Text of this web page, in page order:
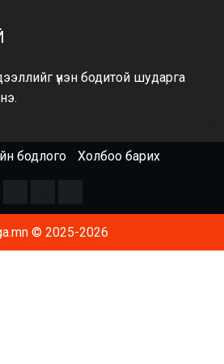
үнэн бодитой шударга
бодлого Холбоо барих
© 2025-2026